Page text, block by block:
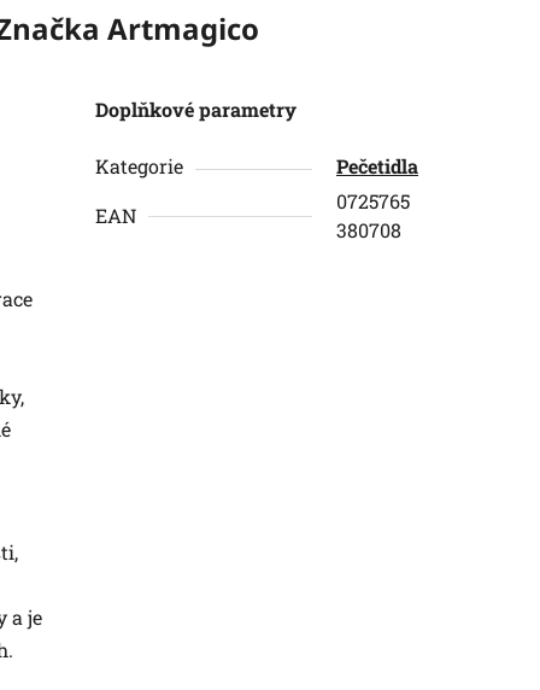
Artmagico
a je
Doplňkové parametry
Kategorie
Pečetidla
EAN
0725765
380708